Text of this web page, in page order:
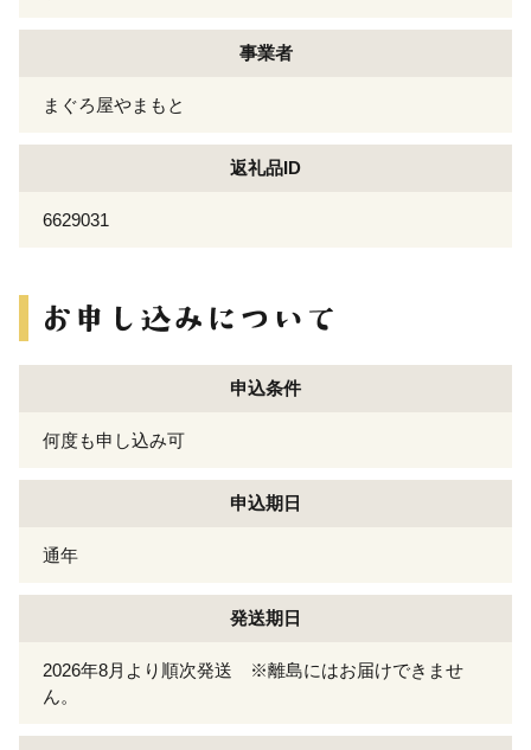
事業者
まぐろ屋やまもと
返礼品ID
6629031
申込条件
何度も申し込み可
申込期日
通年
発送期日
2026年8月より順次発送 ※離島にはお届けできませ
ん。